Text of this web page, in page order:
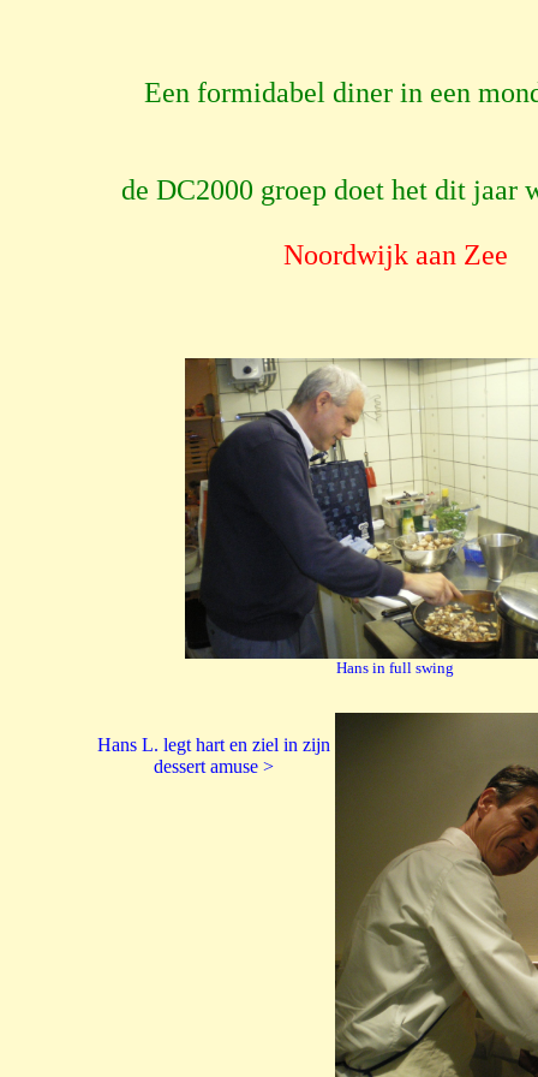
Een formidabel diner in een
de DC2000 groep doet het dit jaar
Noordwijk aan Zee
Hans in full swing
Hans L. legt hart en ziel in zijn
dessert amuse >